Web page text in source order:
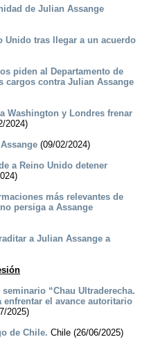
de Julian Assange
Unido tras llegar a un acuerdo
piden al Departamento de
cargos contra Julian Assange
Washington y Londres frenar
2024)
(09/02/2024)
a Reino Unido detener
más relevantes de
persiga a Assange
a Julian Assange a
“Chau Ultraderecha.
enfrentar el avance autoritario
2025)
de Chile. Chile (26/06/2025)